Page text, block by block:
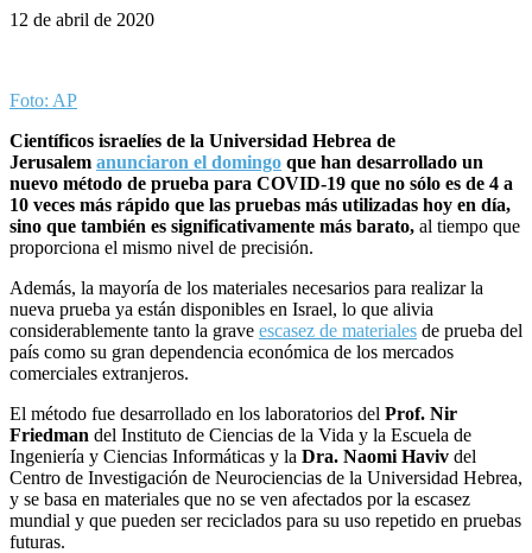
12 de abril de 2020
Foto: AP
Científicos israelíes de la Universidad Hebrea de
Jerusalem anunciaron el domingo que han desarrollado un
nuevo método de prueba para COVID-19 que no sólo es de 4 a
10 veces más rápido que las pruebas más utilizadas hoy en día,
sino que también es significativamente más barato, al tiempo que
proporciona el mismo nivel de precisión.
Además, la mayoría de los materiales necesarios para realizar la
nueva prueba ya están disponibles en Israel, lo que alivia
considerablemente tanto la grave escasez de materiales de prueba del
país como su gran dependencia económica de los mercados
comerciales extranjeros.
El método fue desarrollado en los laboratorios del Prof. Nir
Friedman del Instituto de Ciencias de la Vida y la Escuela de
Ingeniería y Ciencias Informáticas y la Dra. Naomi Haviv del
Centro de Investigación de Neurociencias de la Universidad Hebrea,
y se basa en materiales que no se ven afectados por la escasez
mundial y que pueden ser reciclados para su uso repetido en pruebas
futuras.